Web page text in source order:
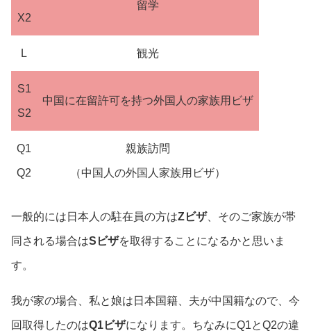
X2
留学
L 観光
S1
S2
中国に在留許可を持つ外国人の家族用ビザ
Q1
Q2
親族訪問
（中国人の外国人家族用ビザ）
一般的には日本人の駐在員の方はZビザ、そのご家族が帯
同される場合はSビザを取得することになるかと思いま
す。
我が家の場合、私と娘は日本国籍、夫が中国籍なので、今
回取得したのはQ1ビザになります。ちなみにQ1とQ2の違